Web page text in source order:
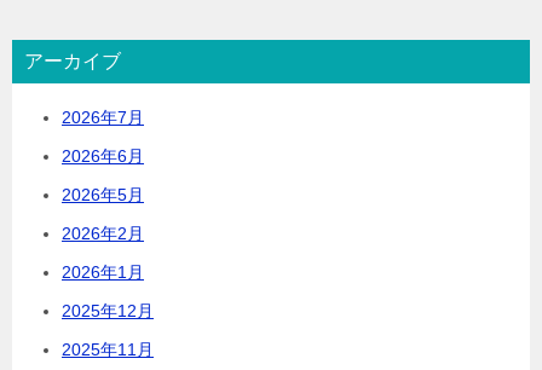
アーカイブ
2026年7月
2026年6月
2026年5月
2026年2月
2026年1月
2025年12月
2025年11月